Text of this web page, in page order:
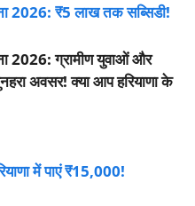
2026: ₹5 लाख तक सब्सिडी!
2026: ग्रामीण युवाओं और
अवसर! क्या आप हरियाणा के
में पाएं ₹15,000!